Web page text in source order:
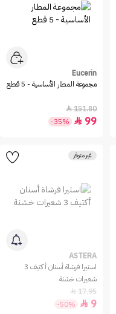
Eucerin
مجموعة المطار الأساسية - 5 قطع
151.80

99

-35%
غير متوفر
ASTERA
استيرا فرشاة أسنان أكتيف 3
شعيرات خشنة
17.95

9

-50%